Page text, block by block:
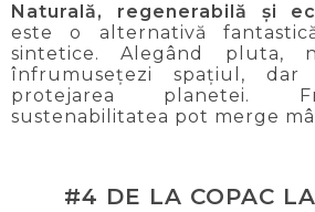
Naturală, regenerabilă și
este o alternativă
sintetice. Alegând
înfrumusețezi spațiul,
protejarea planetei.
sustenabilitatea pot merge
#4 DE LA COPAC